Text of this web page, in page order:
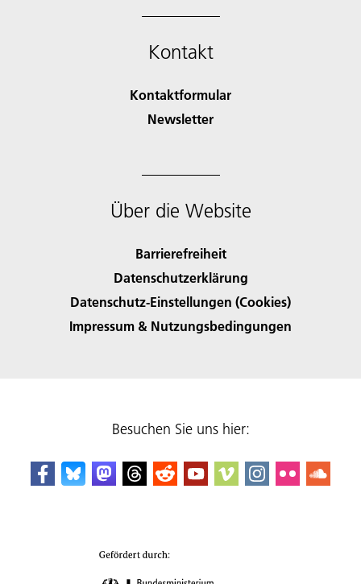
Kontakt
Kontaktformular
Newsletter
Über die Website
Barrierefreiheit
Datenschutzerklärung
Datenschutz-Einstellungen (Cookies)
Impressum & Nutzungsbedingungen
Besuchen Sie uns hier: